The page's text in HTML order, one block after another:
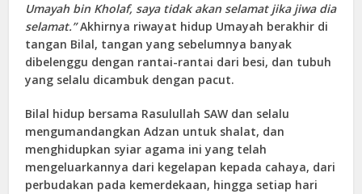
Umayah bin Kholaf, saya tidak akan selamat jika jiwa dia
selamat.”Akhirnya riwayat hidup Umayah berakhir di
tangan Bilal, tangan yang sebelumnya banyak
dibelenggu dengan rantai-rantai dari besi, dan tubuh
yang selalu dicambuk dengan pacut.
Bilal hidup bersama Rasulullah SAW dan selalu
mengumandangkan Adzan untuk shalat, dan
menghidupkan syiar agama ini yang telah
mengeluarkannya dari kegelapan kepada cahaya, dari
perbudakan pada kemerdekaan, hingga setiap hari